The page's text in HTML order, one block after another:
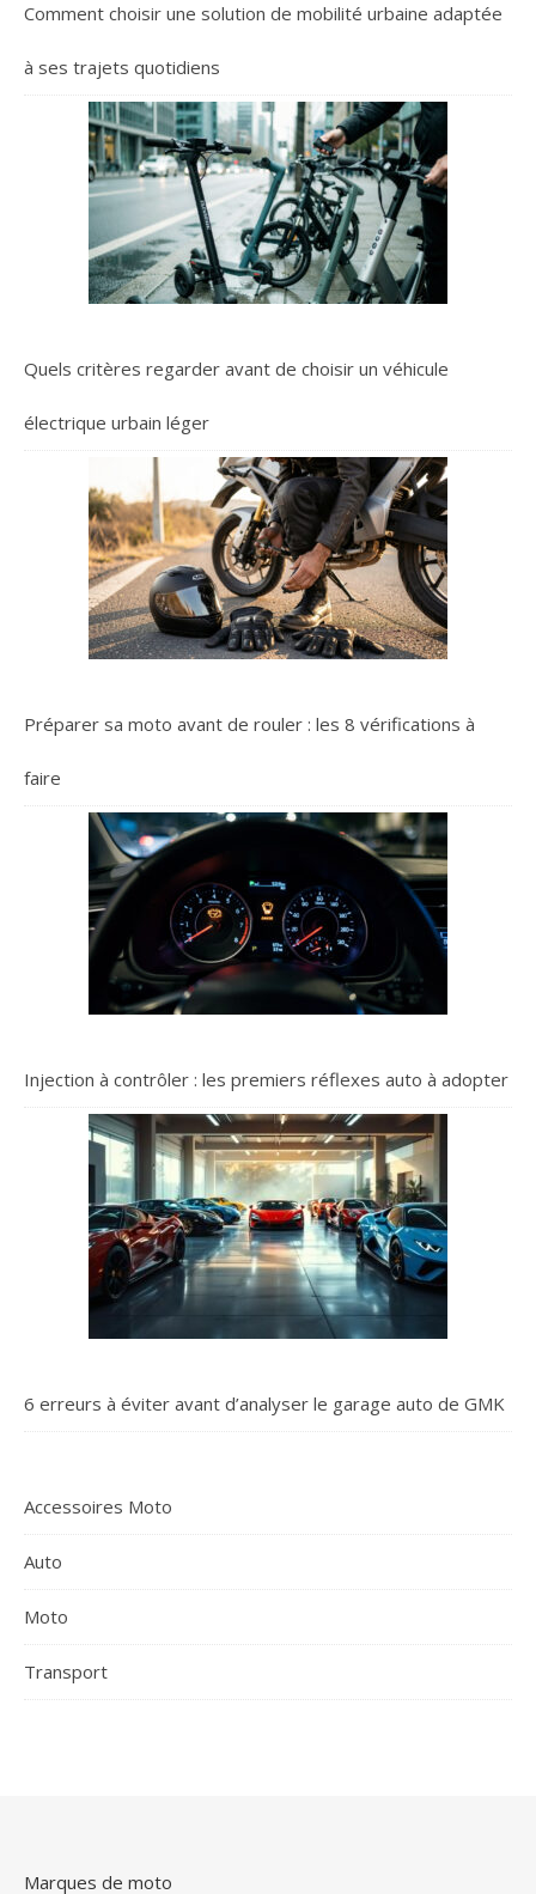
Comment choisir une solution de mobilité urbaine adaptée
à ses trajets quotidiens
Quels critères regarder avant de choisir un véhicule
électrique urbain léger
Préparer sa moto avant de rouler : les 8 vérifications à
faire
Injection à contrôler : les premiers réflexes auto à adopter
6 erreurs à éviter avant d’analyser le garage auto de GMK
Accessoires Moto
Auto
Moto
Transport
Marques de moto